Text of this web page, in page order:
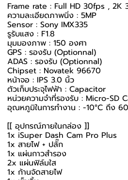
Frame rate : Full HD 30fps , 2K
ความละเอียดภาพนิ่ง : 5MP
Sensor : Sony IMX335
รูรับแสง : F1.8
มุมมองภาพ : 150 องศา
GPS : รองรับ (Optionnal)
ADAS : รองรับ (Optionnal)
Chipset : Novatek 96670
หน้าจอ : IPS 3.0 นิ้ว
ตัวเก็บประจุไฟฟ้า : Capacitor
หน่วยความจำที่รองรับ : Micro-SD
อุณหภูมิในการทำงาน : -10°C ถึง
[[ อุปกรณ์ภายในกล่อง ]]
1x iSuper Dash Cam Pro Plus
1x สายไฟ + ปลั๊ก
1x แผ่นกาวสำรอง
2x แผ่นฟิล์มใส
1x ก้านจัดสายไฟ